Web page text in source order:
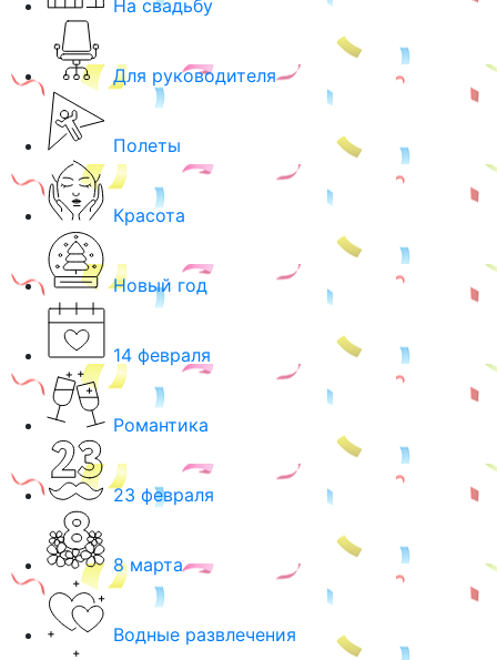
На свадьбу
Для руководителя
Полеты
Красота
Новый год
14 февраля
Романтика
23 февраля
8 марта
Водные развлечения